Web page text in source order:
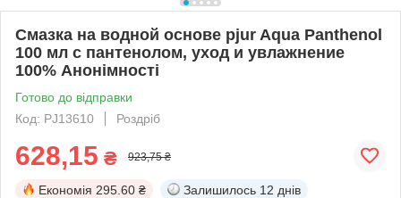
Смазка на водной основе pjur Aqua Panthenol
100 мл с пантенолом, уход и увлажнение
100% Анонімності
Готово до відправки
Код: PJ13610
Роздріб
628,15 ₴ 923,75 ₴
Економія 295.60 ₴ Залишилось 12 днів